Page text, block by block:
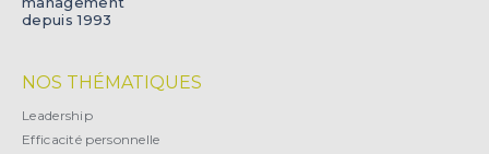
depuis 1993
NOS THÉMATIQUES
Leadership
Efficacité personnelle